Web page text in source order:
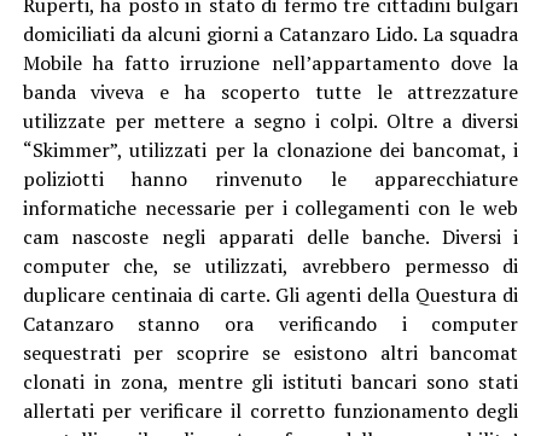
domiciliati da alcuni giorni a Catanzaro Lido. La squadra
Mobile ha fatto irruzione nell’appartamento dove la
banda viveva e ha scoperto tutte le attrezzature
utilizzate per mettere a segno i colpi. Oltre a diversi
“Skimmer”, utilizzati per la clonazione dei bancomat, i
poliziotti hanno rinvenuto le apparecchiature
informatiche necessarie per i collegamenti con le web
cam nascoste negli apparati delle banche. Diversi i
computer che, se utilizzati, avrebbero permesso di
duplicare centinaia di carte. Gli agenti della Questura di
Catanzaro stanno ora verificando i computer
sequestrati per scoprire se esistono altri bancomat
clonati in zona, mentre gli istituti bancari sono stati
allertati per verificare il corretto funzionamento degli